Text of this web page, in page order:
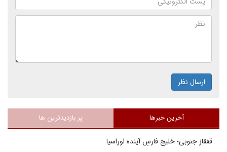
ارسال نظر
آخرین خبرها پر بازدیدترین ها
قفقاز جنوبی؛ خلیج فارسِ آینده اوراسیا